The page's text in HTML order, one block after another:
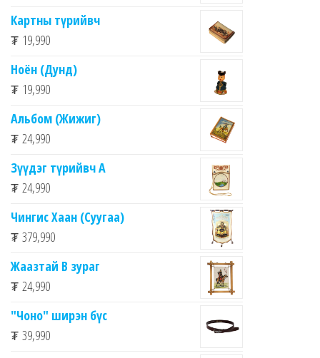
Картны түрийвч
₮ 19,990
Ноён (Дунд)
₮ 19,990
Альбом (Жижиг)
₮ 24,990
Зүүдэг түрийвч A
₮ 24,990
Чингис Хаан (Суугаа)
₮ 379,990
Жаазтай В зураг
₮ 24,990
"Чоно" ширэн бүс
₮ 39,990